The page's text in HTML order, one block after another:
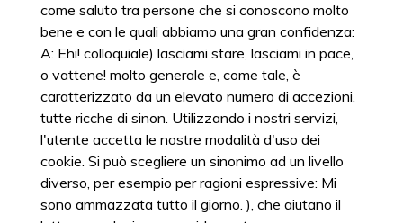
come saluto tra persone che si conoscono molto
bene e con le quali abbiamo una gran confidenza:
A: Ehi! colloquiale) lasciami stare, lasciami in pace,
o vattene! molto generale e, come tale, è
caratterizzato da un elevato numero di accezioni,
tutte ricche di sinon. Utilizzando i nostri servizi,
l'utente accetta le nostre modalità d'uso dei
cookie. Si può scegliere un sinonimo ad un livello
diverso, per esempio per ragioni espressive: Mi
sono ammazzata tutto il giorno. ), che aiutano il